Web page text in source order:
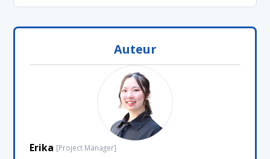
Auteur
Erika [Project Manager]